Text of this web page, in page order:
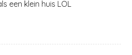
een klein huis LOL